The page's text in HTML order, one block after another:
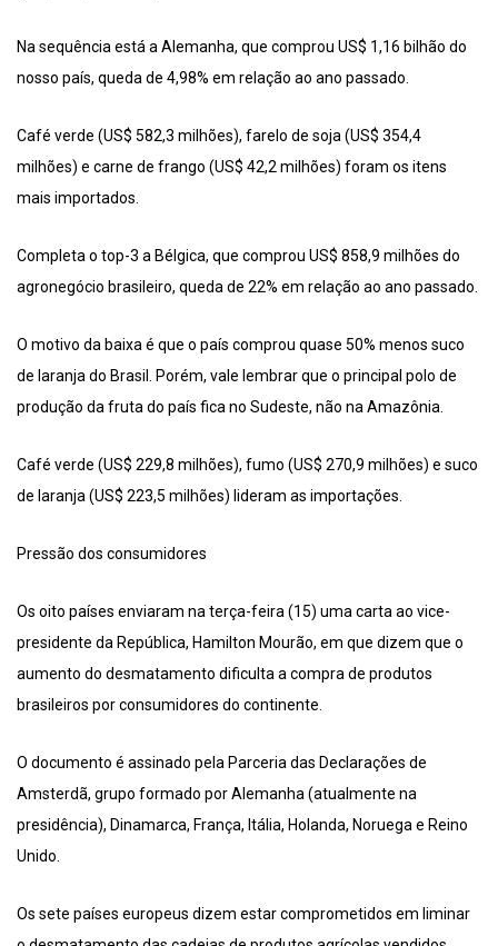
Na sequência está a Alemanha, que comprou US$ 1,16 bilhão do
nosso país, queda de 4,98% em relação ao ano passado.
Café verde (US$ 582,3 milhões), farelo de soja (US$ 354,4
milhões) e carne de frango (US$ 42,2 milhões) foram os itens
mais importados.
Completa o top-3 a Bélgica, que comprou US$ 858,9 milhões do
agronegócio brasileiro, queda de 22% em relação ao ano passado.
O motivo da baixa é que o país comprou quase 50% menos suco
de laranja do Brasil. Porém, vale lembrar que o principal polo de
produção da fruta do país fica no Sudeste, não na Amazônia.
Café verde (US$ 229,8 milhões), fumo (US$ 270,9 milhões) e suco
de laranja (US$ 223,5 milhões) lideram as importações.
Pressão dos consumidores
Os oito países enviaram na terça-feira (15) uma carta ao vice-
presidente da República, Hamilton Mourão, em que dizem que o
aumento do desmatamento dificulta a compra de produtos
brasileiros por consumidores do continente.
O documento é assinado pela Parceria das Declarações de
Amsterdã, grupo formado por Alemanha (atualmente na
presidência), Dinamarca, França, Itália, Holanda, Noruega e Reino
Unido.
Os sete países europeus dizem estar comprometidos em liminar